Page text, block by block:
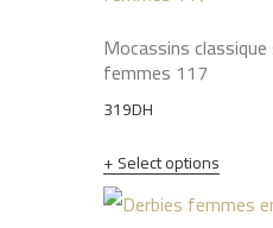
Mocassins
femmes 117
319DH
Select options